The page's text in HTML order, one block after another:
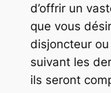
d’offrir un
que vous
disjoncteur
suivant les
ils seront